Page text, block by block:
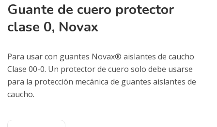
Guante de cuero protector
clase 0, Novax
Para usar con guantes Novax® aislantes de caucho
Clase 00-0. Un protector de cuero solo debe usarse
para la protección mecánica de guantes aislantes de
caucho.